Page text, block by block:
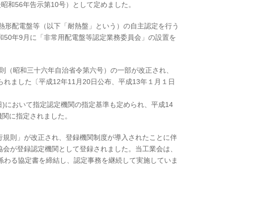
和56年告示第10号）として定めました。
配電盤等（以下「耐熱盤」という）の自主認定を行う
年9月に「非常用配電盤等認定業務委員会」の設置を
昭和三十六年自治省令第六号）の一部が改正され、
ました〔平成12年11月20日公布、平成13年１月１日
において指定認定機関の指定基準も定められ、平成14
に指定されました。
則」が改正され、登録機関制度が導入されたことに伴
が登録認定機関として登録されました。当工業会は、
る協定書を締結し、認定事務を継続して実施していま